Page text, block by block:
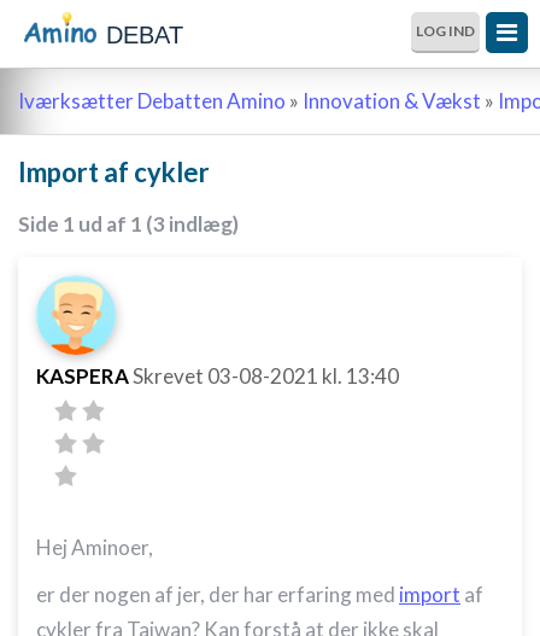
DEBAT LOG IND
Iværksætter Debatten Amino » Innovation & Vækst »
Import af cykler
Side 1 ud af 1 (3 indlæg)
KASPERASkrevet 03-08-2021 kl. 13:40
Hej Aminoer,
er der nogen af jer, der har erfaring med import af
cykler fra Taiwan? Kan forstå at der ikke skal